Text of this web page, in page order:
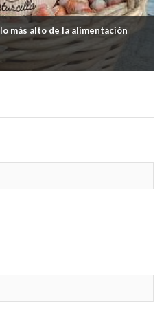
más alto de la alimentación